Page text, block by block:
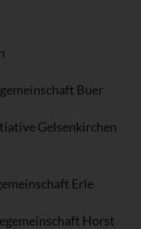
Buer
Gelsenkirchen
Erle
Horst